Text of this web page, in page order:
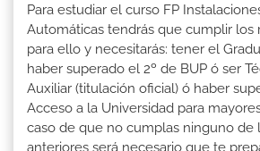
Para estudiar el curso FP
Automáticas tendrás que cumplir los
para ello y necesitarás: tener el
haber superado el 2º de BUP ó ser
Auxiliar (titulación oficial) ó haber
Acceso a la Universidad para
caso de que no cumplas ninguno de
anteriores será necesario que te